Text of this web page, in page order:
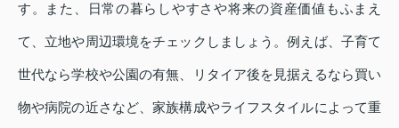
す。また、日常の暮らしやすさや将来の資産価値もふまえ
て、立地や周辺環境をチェックしましょう。例えば、子育て
世代なら学校や公園の有無、リタイア後を見据えるなら買い
物や病院の近さなど、家族構成やライフスタイルによって重